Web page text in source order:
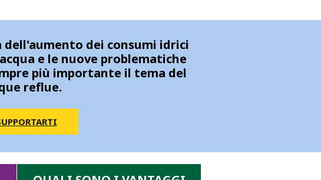
dell'aumento dei consumi idrici
e le nuove problematiche
più importante il tema del
reflue.